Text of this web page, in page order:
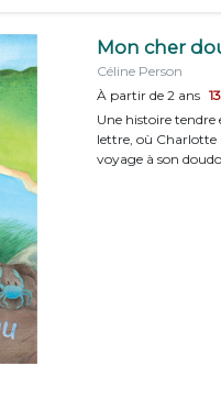
Mon cher
Céline Person
À partir de 2 ans
Une histoire
lettre, où
voyage à son